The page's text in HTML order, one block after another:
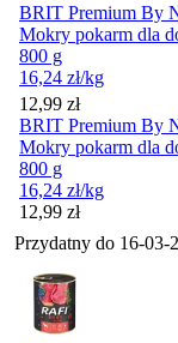
BRIT Premium By
Mokry pokarm dla
800 g
16,24 zł/kg
Cena
12,99 zł
BRIT Premium By
Mokry pokarm dla
800 g
16,24 zł/kg
Cena
12,99 zł
Przydatny do 16-03-